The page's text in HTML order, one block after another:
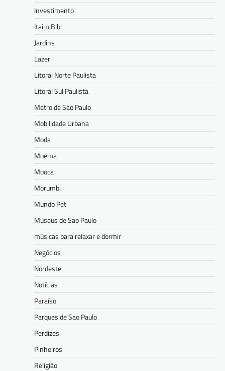
Investimento
Itaim Bibi
Jardins
Lazer
Litoral Norte Paulista
Litoral Sul Paulista
Metro de Sao Paulo
Mobilidade Urbana
Moda
Moema
Mooca
Morumbi
Mundo Pet
Museus de Sao Paulo
músicas para relaxar e dormir
Negócios
Nordeste
Notícias
Paraíso
Parques de Sao Paulo
Perdizes
Pinheiros
Religião